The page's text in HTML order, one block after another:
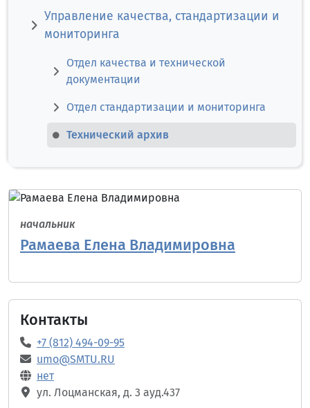
Управление качества, стандартизации и
мониторинга
Отдел качества и технической
документации
Отдел стандартизации и мониторинга
Технический архив
начальник
Рамаева Елена Владимировна
Контакты
+7 (812) 494-09-95
umo@SMTU.RU
нет
ул. Лоцманская, д. 3 ауд.437